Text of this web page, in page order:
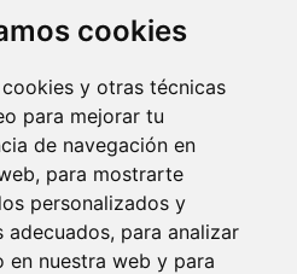
cookies
y otras técnicas
para mejorar tu
de navegación en
para mostrarte
personalizados y
adecuados, para analizar
en nuestra web y para
preferences
2025 desfile.es